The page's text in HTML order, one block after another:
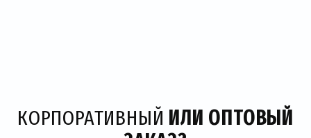
КОРПОРАТИВНЫЙ ИЛИ ОПТОВЫЙ